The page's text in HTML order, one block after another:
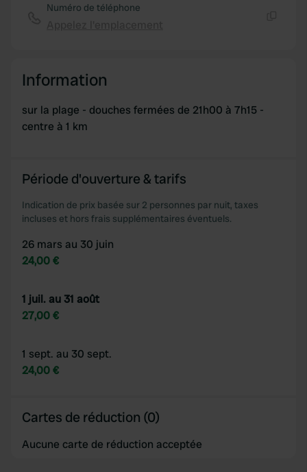
Numéro de téléphone
Information
sur la plage - douches fermées de 21h00 à 7h15 -
centre à 1 km
Période d'ouverture & tarifs
Indication de prix basée sur 2 personnes par nuit, taxes
incluses et hors frais supplémentaires éventuels.
26 mars au 30 juin
24,00 €
1 juil. au 31 août
27,00 €
1 sept. au 30 sept.
24,00 €
Cartes de réduction (0)
Aucune carte de réduction acceptée